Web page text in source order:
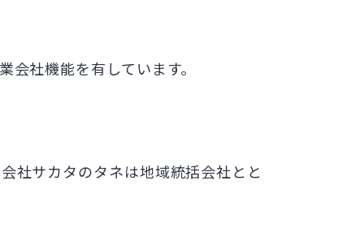
社機能を有しています。
社サカタのタネは地域統括会社とと